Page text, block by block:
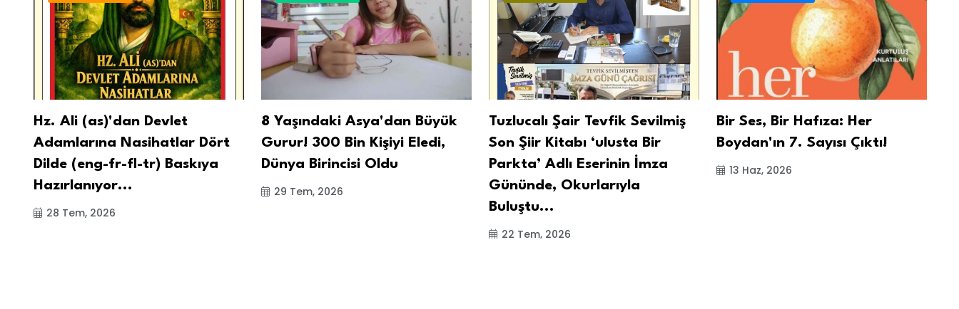
Hz. Ali (as)'dan Devlet
Adamlarına Nasihatlar Dört
Dilde (eng-fr-fl-tr) Baskıya
Hazırlanıyor...
28 Tem, 2026
8 Yaşındaki Asya'dan Büyük
Gurur! 300 Bin Kişiyi Eledi,
Dünya Birincisi Oldu
29 Tem, 2026
Tuzlucalı Şair Tevfik Sevilmiş
Son Şiir Kitabı ‘ulusta Bir
Parkta’ Adlı Eserinin İmza
Gününde, Okurlarıyla
Buluştu...
22 Tem, 2026
Bir Ses, Bir Hafıza: Her
Boydan'ın 7. Sayısı Çıktı!
13 Haz, 2026